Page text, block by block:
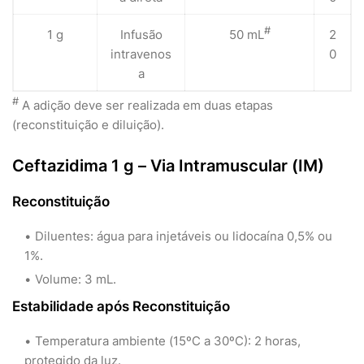
1 g
Infusão
intravenos
a
50 mL#
2
0
# A adição deve ser realizada em duas etapas
(reconstituição e diluição).
Ceftazidima 1 g – Via Intramuscular (IM)
Reconstituição
Diluentes: água para injetáveis ou lidocaína 0,5% ou
1%.
Volume: 3 mL.
Estabilidade após Reconstituição
Temperatura ambiente (15ºC a 30ºC): 2 horas,
protegido da luz.